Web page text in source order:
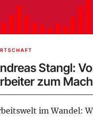
Stangl:
zum
im Wandel: